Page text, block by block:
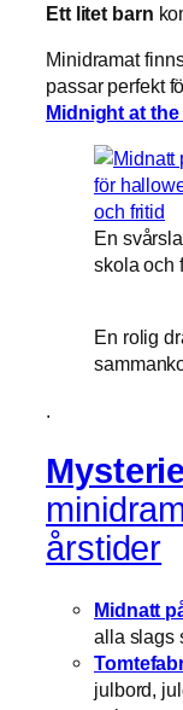
Ett litet barn
Minidramat
passar perfekt
Midnight at
En
skola och
En rolig
årstider
Midnatt
alla slags
julbord,